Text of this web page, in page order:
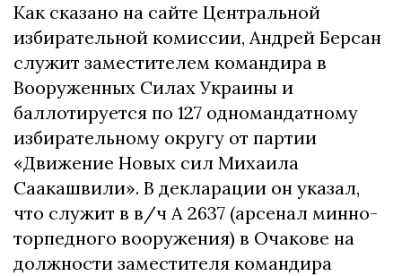
Как сказано на сайте Центральной
избирательной комиссии, Андрей Берсан
служит заместителем командира в
Вооруженных Силах Украины и
баллотируется по 127 одномандатному
избирательному округу от партии
«Движение Новых сил Михаила
Саакашвили». В декларации он указал,
что служит в в/ч А 2637 (арсенал минно-
торпедного вооружения) в Очакове на
должности заместителя командира